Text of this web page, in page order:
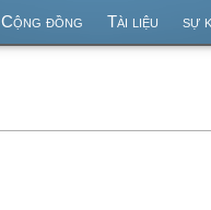
Cộng đồng Tài liệu sự